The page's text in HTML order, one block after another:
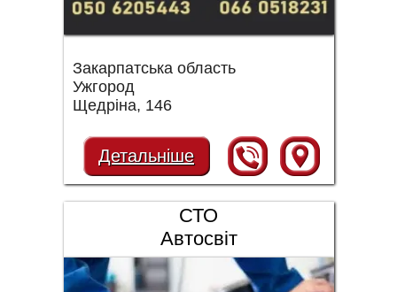
Закарпатська область
Ужгород
Щедріна, 146
Детальніше
СТО
Автосвіт